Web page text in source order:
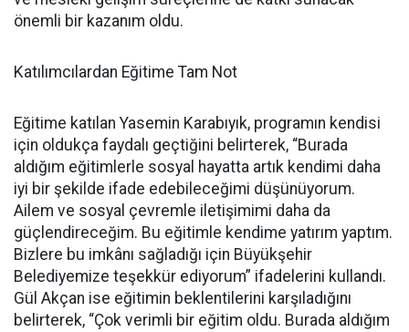
önemli bir kazanım oldu.
Katılımcılardan Eğitime Tam Not
Eğitime katılan Yasemin Karabıyık, programın kendisi
için oldukça faydalı geçtiğini belirterek, “Burada
aldığım eğitimlerle sosyal hayatta artık kendimi daha
iyi bir şekilde ifade edebileceğimi düşünüyorum.
Ailem ve sosyal çevremle iletişimimi daha da
güçlendireceğim. Bu eğitimle kendime yatırım yaptım.
Bizlere bu imkânı sağladığı için Büyükşehir
Belediyemize teşekkür ediyorum” ifadelerini kullandı.
Gül Akçan ise eğitimin beklentilerini karşıladığını
belirterek, “Çok verimli bir eğitim oldu. Burada aldığım